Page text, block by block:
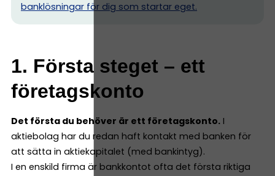
banklösningar för dig som startar eget.
1. Första steget – ett
företagskonto
Det första du behöver är ett företagskonto. I
aktiebolag har du redan haft kontakt med banken för
att sätta in aktiekapitalet (med bankintyg).
I en enskild firma är bankkontot ofta det första riktiga